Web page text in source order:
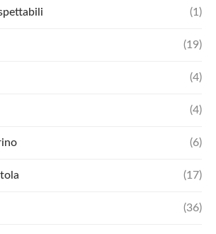
(1)
(19)
(4)
(4)
(6)
(17)
(36)